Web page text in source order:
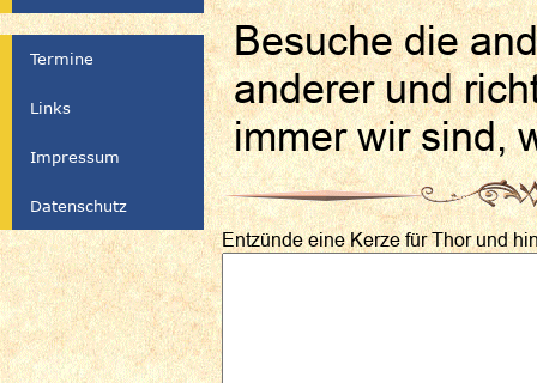
Besuche die
anderer und
immer wir sind,
Entzünde eine Kerze für Thor und
Termine
Links
Impressum
Datenschutz